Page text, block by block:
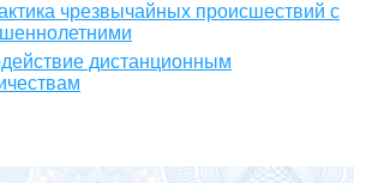
чрезвычайных происшествий с
дистанционным